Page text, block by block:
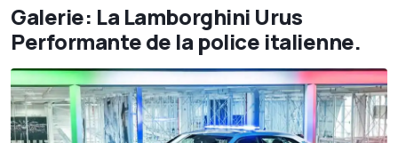
Galerie: La Lamborghini Urus
Performante de la police italienne.